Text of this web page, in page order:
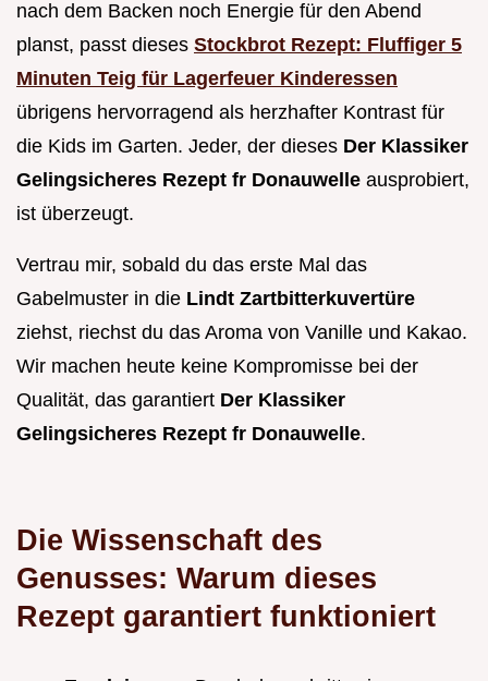
nach dem Backen noch Energie für den Abend
planst, passt dieses Stockbrot Rezept: Fluffiger 5
Minuten Teig für Lagerfeuer Kinderessen
übrigens hervorragend als herzhafter Kontrast für
die Kids im Garten. Jeder, der dieses Der Klassiker
Gelingsicheres Rezept fr Donauwelle ausprobiert,
ist überzeugt.
Vertrau mir, sobald du das erste Mal das
Gabelmuster in die Lindt Zartbitterkuvertüre
ziehst, riechst du das Aroma von Vanille und Kakao.
Wir machen heute keine Kompromisse bei der
Qualität, das garantiert Der Klassiker
Gelingsicheres Rezept fr Donauwelle.
Die Wissenschaft des
Genusses: Warum dieses
Rezept garantiert funktioniert